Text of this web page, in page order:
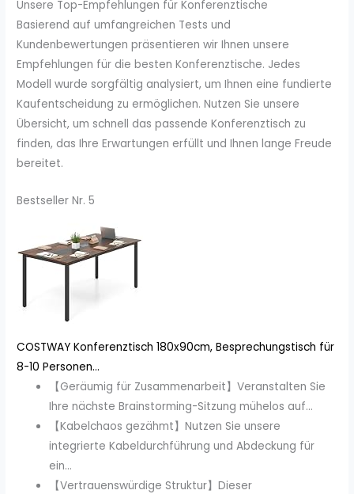
Unsere Top-Empfehlungen für Konferenztische
Basierend auf umfangreichen Tests und
Kundenbewertungen präsentieren wir Ihnen unsere
Empfehlungen für die besten Konferenztische. Jedes
Modell wurde sorgfältig analysiert, um Ihnen eine fundierte
Kaufentscheidung zu ermöglichen. Nutzen Sie unsere
Übersicht, um schnell das passende Konferenztisch zu
finden, das Ihre Erwartungen erfüllt und Ihnen lange Freude
bereitet.
Bestseller Nr. 5
COSTWAY Konferenztisch 180x90cm, Besprechungstisch für
8-10 Personen...
【Geräumig für Zusammenarbeit】Veranstalten Sie
Ihre nächste Brainstorming-Sitzung mühelos auf...
【Kabelchaos gezähmt】Nutzen Sie unsere
integrierte Kabeldurchführung und Abdeckung für
ein...
【Vertrauenswürdige Struktur】Dieser